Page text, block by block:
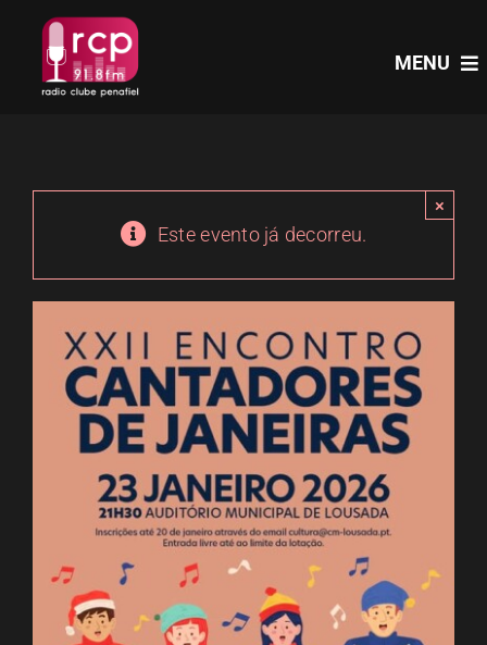
content
MENU
PROGRAMAS
PODCASTS
EVENTOS
ESPAÇO OUVINTE
A RCP
Este evento já decorreu.
×